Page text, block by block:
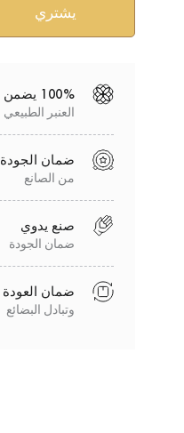
100% يضمن
العنبر الطبيعي
ضمان الجودة
من الصانع
صنع يدوي
ضمان الجودة
ضمان العودة
وتبادل البضائع